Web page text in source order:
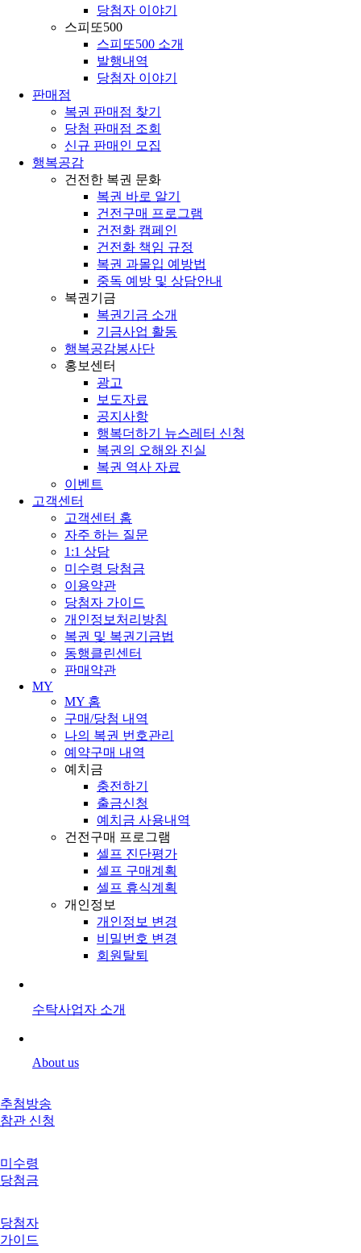
당첨자 이야기
스피또500
스피또500 소개
발행내역
당첨자 이야기
판매점
복권 판매점 찾기
당첨 판매점 조회
신규 판매인 모집
행복공감
건전한 복권 문화
복권 바로 알기
건전구매 프로그램
건전화 캠페인
건전화 책임 규정
복권 과몰입 예방법
중독 예방 및 상담안내
복권기금
복권기금 소개
기금사업 활동
행복공감봉사단
홍보센터
광고
보도자료
공지사항
행복더하기 뉴스레터 신청
복권의 오해와 진실
복권 역사 자료
이벤트
고객센터
고객센터 홈
자주 하는 질문
1:1 상담
미수령 당첨금
이용약관
당첨자 가이드
개인정보처리방침
복권 및 복권기금법
동행클린센터
판매약관
MY
MY 홈
구매/당첨 내역
나의 복권 번호관리
예약구매 내역
예치금
충전하기
출금신청
예치금 사용내역
건전구매 프로그램
셀프 진단평가
셀프 구매계획
셀프 휴식계획
개인정보
개인정보 변경
비밀번호 변경
회원탈퇴
수탁사업자 소개
About us
추첨방송
참관 신청
미수령
당첨금
당첨자
가이드